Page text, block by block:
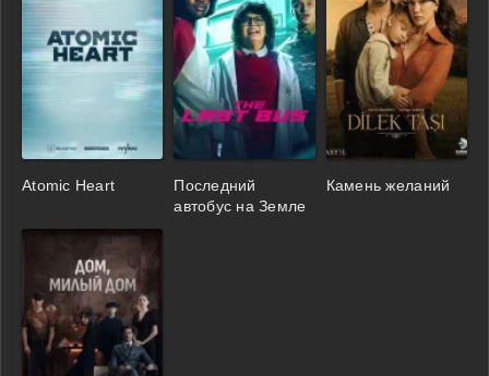
Atomic Heart
Последний
автобус на Земле
Камень желаний